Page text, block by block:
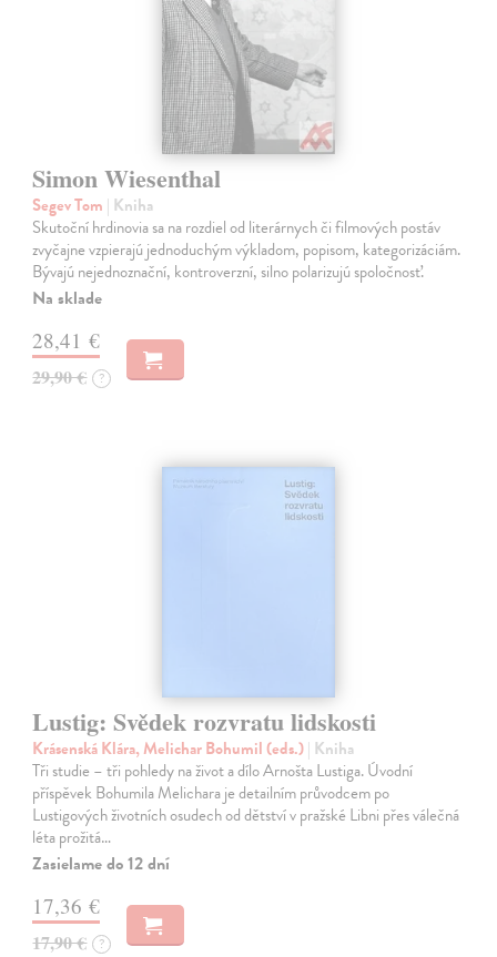
Simon Wiesenthal
Segev Tom | Kniha
Skutoční hrdinovia sa na rozdiel od literárnych či filmových postáv
zvyčajne vzpierajú jednoduchým výkladom, popisom, kategorizáciám.
Bývajú nejednoznační, kontroverzní, silno polarizujú spoločnosť.
Na sklade
28,41 €
29,90 € ?
Lustig: Svědek rozvratu lidskosti
Krásenská Klára, Melichar Bohumil (eds.)| Kniha
Tři studie – tři pohledy na život a dílo Arnošta Lustiga. Úvodní
příspěvek Bohumila Melichara je detailním průvodcem po
Lustigových životních osudech od dětství v pražské Libni přes válečná
léta prožitá…
Zasielame do 12 dní
17,36 €
17,90 € ?